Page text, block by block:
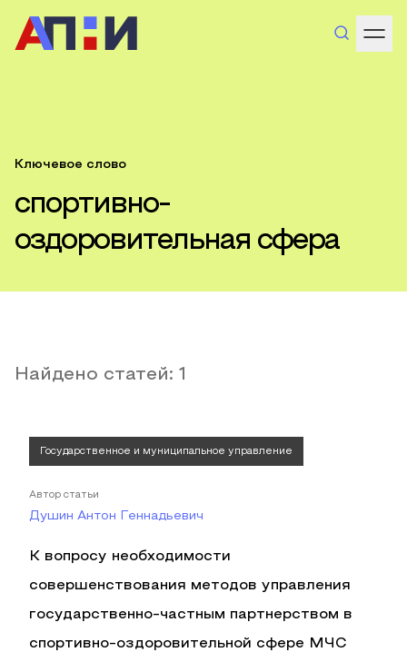
Ключевое слово
спортивно-
оздоровительная сфера
Найдено статей: 1
Государственное и муниципальное управление
Автор статьи
Душин Антон Геннадьевич
К вопросу необходимости
совершенствования методов управления
государственно-частным партнерством в
спортивно-оздоровительной сфере МЧС